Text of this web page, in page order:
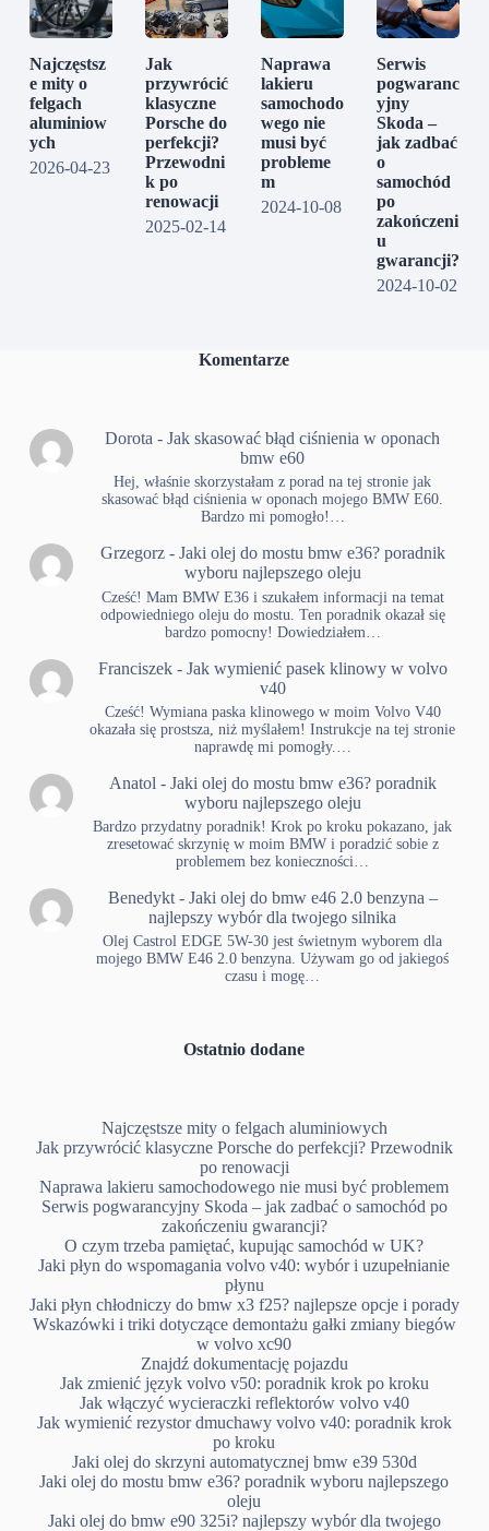
Najczęstsz
e mity o
felgach
aluminiow
ych
2026-04-23
Jak
przywrócić
klasyczne
Porsche do
perfekcji?
Przewodni
k po
renowacji
2025-02-14
Naprawa
lakieru
samochodo
wego nie
musi być
probleme
m
2024-10-08
Serwis
pogwaranc
yjny
Skoda –
jak zadbać
o
samochód
po
zakończeni
u
gwarancji?
2024-10-02
Komentarze
Dorota -Jak skasować błąd ciśnienia w oponach
bmw e60
Hej, właśnie skorzystałam z porad na tej stronie jak
skasować błąd ciśnienia w oponach mojego BMW E60.
Bardzo mi pomogło!…
Grzegorz- Jaki olej do mostu bmw e36? poradnik
wyboru najlepszego oleju
Cześć! Mam BMW E36 i szukałem informacji na temat
odpowiedniego oleju do mostu. Ten poradnik okazał się
bardzo pomocny! Dowiedziałem…
Franciszek- Jak wymienić pasek klinowy w volvo
v40
Cześć! Wymiana paska klinowego w moim Volvo V40
okazała się prostsza, niż myślałem! Instrukcje na tej stronie
naprawdę mi pomogły.…
Anatol - Jaki olej do mostu bmw e36? poradnik
wyboru najlepszego oleju
Bardzo przydatny poradnik! Krok po kroku pokazano, jak
zresetować skrzynię w moim BMW i poradzić sobie z
problemem bez konieczności…
Benedykt- Jaki olej do bmw e46 2.0 benzyna –
najlepszy wybór dla twojego silnika
Olej Castrol EDGE 5W-30 jest świetnym wyborem dla
mojego BMW E46 2.0 benzyna. Używam go od jakiegoś
czasu i mogę…
Ostatnio dodane
Najczęstsze mity o felgach aluminiowych
Jak przywrócić klasyczne Porsche do perfekcji? Przewodnik
po renowacji
Naprawa lakieru samochodowego nie musi być problemem
Serwis pogwarancyjny Skoda – jak zadbać o samochód po
zakończeniu gwarancji?
O czym trzeba pamiętać, kupując samochód w UK?
Jaki płyn do wspomagania volvo v40: wybór i uzupełnianie
płynu
Jaki płyn chłodniczy do bmw x3 f25? najlepsze opcje i porady
Wskazówki i triki dotyczące demontażu gałki zmiany biegów
w volvo xc90
Znajdź dokumentację pojazdu
Jak zmienić język volvo v50: poradnik krok po kroku
Jak włączyć wycieraczki reflektorów volvo v40
Jak wymienić rezystor dmuchawy volvo v40: poradnik krok
po kroku
Jaki olej do skrzyni automatycznej bmw e39 530d
Jaki olej do mostu bmw e36? poradnik wyboru najlepszego
oleju
Jaki olej do bmw e90 325i? najlepszy wybór dla twojego